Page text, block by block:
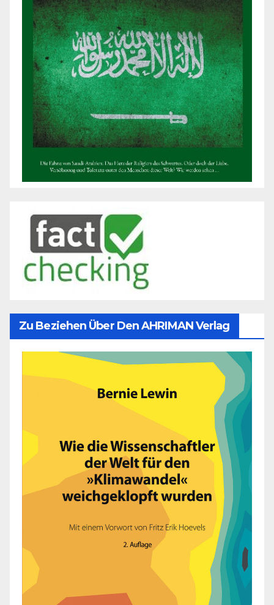
Zu Beziehen Über Den AHRIMAN Verlag